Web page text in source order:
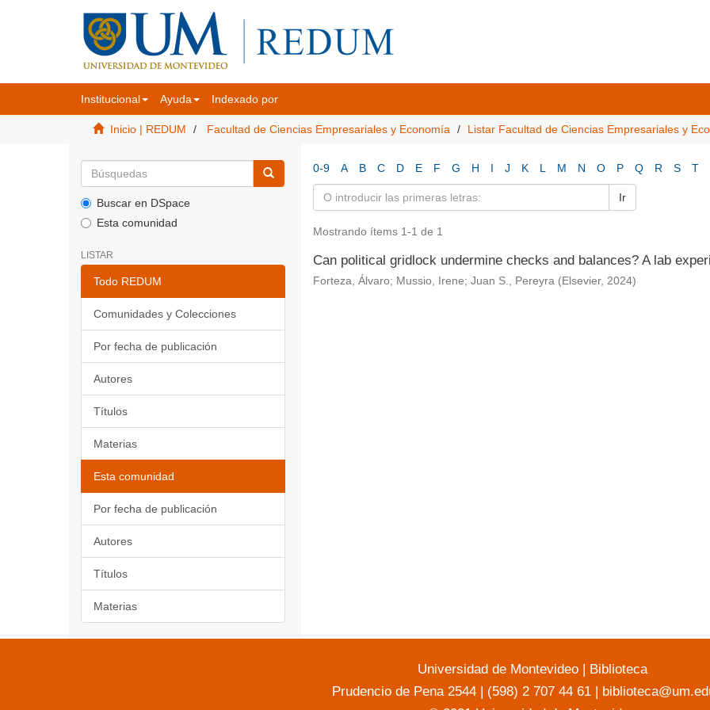
Institucional Ayuda Indexado por
Inicio | REDUM Facultad de Ciencias Empresariales y Economía Listar Facultad de Ciencias Empresariales y
Buscar en DSpace
Esta comunidad
LISTAR
Todo REDUM
Comunidades y Colecciones
Por fecha de publicación
Autores
Títulos
Materias
Esta comunidad
Por fecha de publicación
Autores
Títulos
Materias
0-9 A B C D E F G H I J K L M N O P Q R S T
Ir
Mostrando ítems 1-1 de 1
Can political gridlock undermine checks and balances? A lab
Forteza, Álvaro; Mussio, Irene; Juan S., Pereyra (Elsevier, 2024)
Universidad de Montevideo | Biblioteca
Prudencio de Pena 2544 | (598) 2 707 44 61 |